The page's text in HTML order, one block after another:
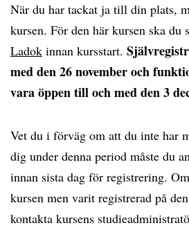
När du har tackat ja till din plats,
kursen. För den här kursen ska du
Ladok innan kursstart.
med den 26 november och
vara öppen till och med den 3
Vet du i förväg om att du inte har
dig under denna period måste du
innan sista dag för registrering.
kursen men varit registrerad på
kontakta kursens